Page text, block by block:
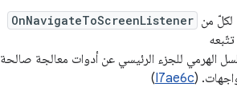
OnNavigateToScreenListener
الهرمي للجزء الرئيسي عن أدوات معالجة صالحة
(
I7ae6c
)